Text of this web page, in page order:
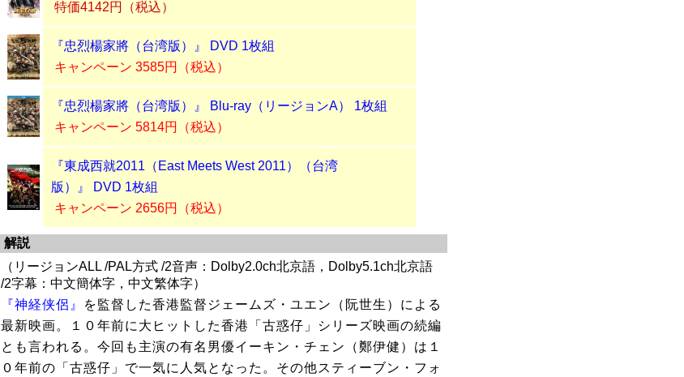
特価4142円（税込）
『忠烈楊家將（台湾版）』 DVD 1枚組
キャンペーン 3585円（税込）
『忠烈楊家將（台湾版）』 Blu-ray（リージョンA） 1枚組
キャンペーン 5814円（税込）
『東成西就2011（East Meets West 2011）（台湾
版）』 DVD 1枚組
キャンペーン 2656円（税込）
解説
（リージョンALL /PAL方式 /2音声：Dolby2.0ch北京語，Dolby5.1ch北京語
/2字幕：中文簡体字，中文繁体字）
『神経侠侶』
を監督した香港監督ジェームズ・ユエン（阮世生）による
最新映画。１０年前に大ヒットした香港「古惑仔」シリーズ映画の続編
とも言われる。今回も主演の有名男優イーキン・チェン（鄭伊健）は１
０年前の「古惑仔」で一気に人気となった。その他スティーブン・フォ